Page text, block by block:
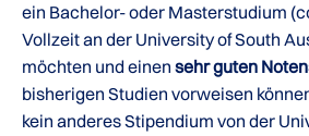
ein Bachelor- oder Masterstudium
Vollzeit an der University of South
möchten und einen sehr guten
bisherigen Studien vorweisen
kein anderes Stipendium von der